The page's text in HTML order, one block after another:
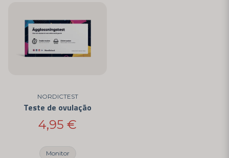
NORDICTEST
Teste de ovulação
4,95 €
Monitor